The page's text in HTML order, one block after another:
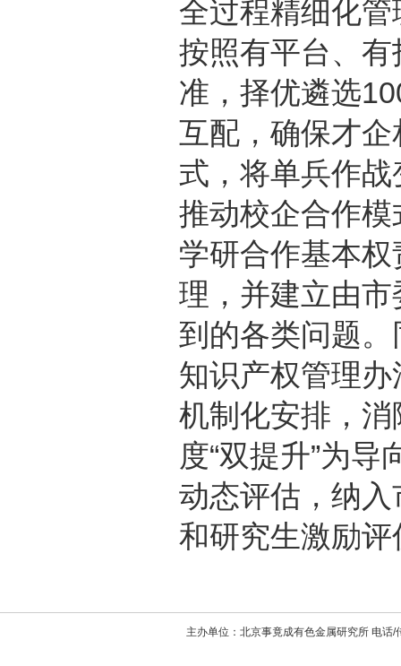
全过程精细化
按照有平台、有
准，择优遴选
互配，确保才企
式，将单兵作
推动校企合作
学研合作基本权
理，并建立由
到的各类问题
知识产权管理
机制化安排，
度“双提升”为导
动态评估，纳
和研究生激励
主办单位：北京事竟成有色金属研究所 电